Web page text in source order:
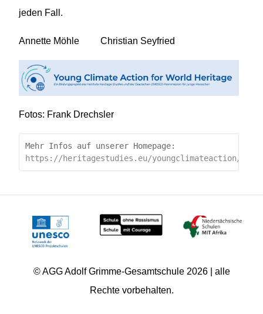
jeden Fall.
Annette Möhle Christian Seyfried
Fotos: Frank Drechsler
Mehr Infos auf unserer Homepage:
https://heritagestudies.eu/youngclimateaction/
© AGG Adolf Grimme-Gesamtschule 2026 | alle
Rechte vorbehalten.